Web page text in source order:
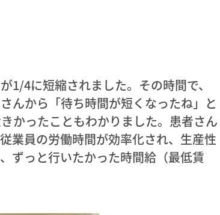
1/4に短縮されました。その時間で、
んから「待ち時間が短くなったね」と
かったこともわかりました。患者さん
業員の労働時間が効率化され、生産性
ずっと行いたかった時間給（最低賃